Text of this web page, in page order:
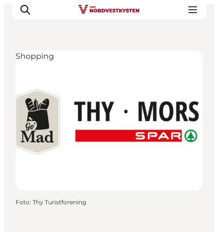
Inspiration
Events
Unterkunft
Mach deine Urlaubsplanung
Shopping
Foto: Thy Turistforening